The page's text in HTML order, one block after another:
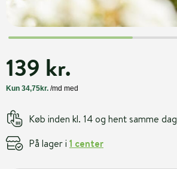
139 kr.
Køb inden kl. 14 og hent samme dag
På lager i 1 center